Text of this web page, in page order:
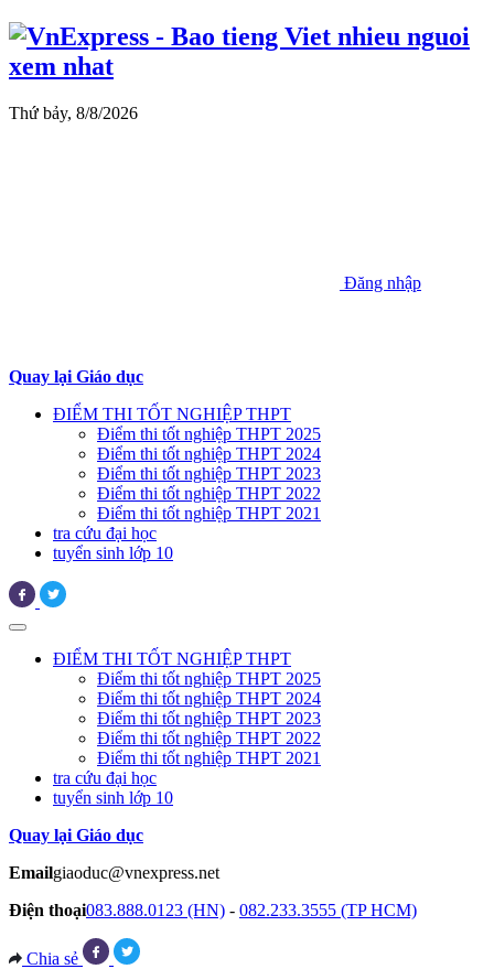
Thứ bảy, 8/8/2026
Đăng nhập
Quay lại Giáo dục
ĐIỂM THI TỐT NGHIỆP THPT
Điểm thi tốt nghiệp THPT 2025
Điểm thi tốt nghiệp THPT 2024
Điểm thi tốt nghiệp THPT 2023
Điểm thi tốt nghiệp THPT 2022
Điểm thi tốt nghiệp THPT 2021
tra cứu đại học
tuyển sinh lớp 10
ĐIỂM THI TỐT NGHIỆP THPT
Điểm thi tốt nghiệp THPT 2025
Điểm thi tốt nghiệp THPT 2024
Điểm thi tốt nghiệp THPT 2023
Điểm thi tốt nghiệp THPT 2022
Điểm thi tốt nghiệp THPT 2021
tra cứu đại học
tuyển sinh lớp 10
Quay lại Giáo dục
Emailgiaoduc@vnexpress.net
Điện thoại083.888.0123 (HN) - 082.233.3555 (TP HCM)
Chia sẻ